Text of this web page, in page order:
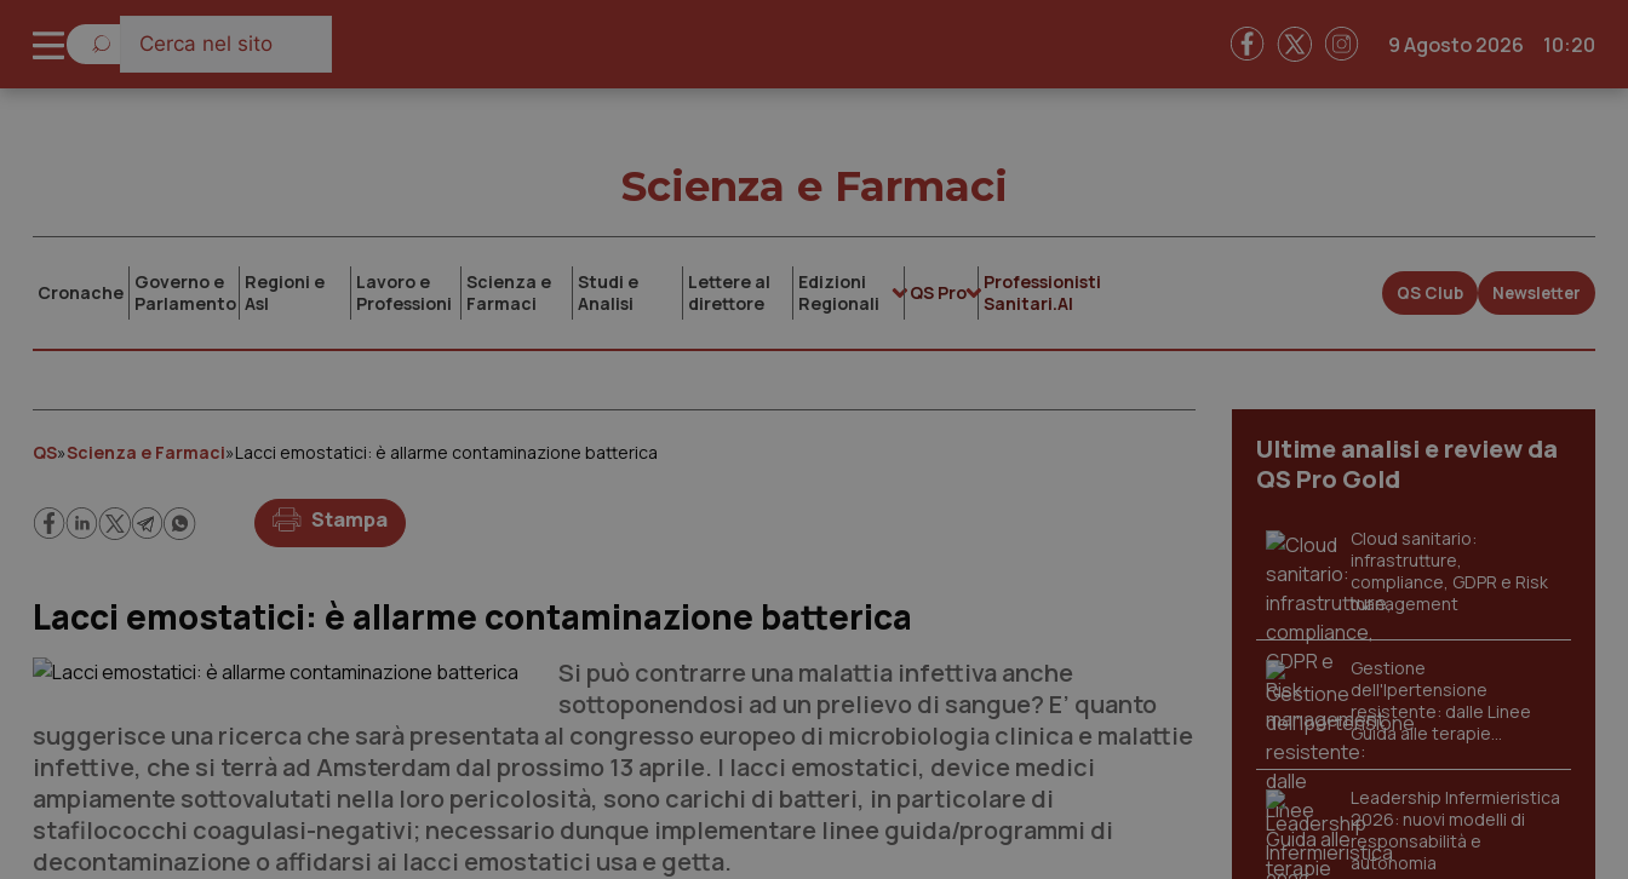
9 Agosto 2026 10:20
Scienza e Farmaci
Cronache Governo e
Parlamento
Regioni e
Asl
Lavoro e
Professioni
Scienza e
Farmaci
Studi e
Analisi
Lettere al
direttore
Edizioni
Regionali
QS Pro
Professionisti
Sanitari.AI
QS Club Newsletter
QS»Scienza e Farmaci»Lacci emostatici: è allarme contaminazione batterica
Stampa
Lacci emostatici: è allarme contaminazione batterica
Si può contrarre una malattia infettiva anche
sottoponendosi ad un prelievo di sangue? E’ quanto
suggerisce una ricerca che sarà presentata al congresso europeo di microbiologia clinica e malattie
infettive, che si terrà ad Amsterdam dal prossimo 13 aprile. I lacci emostatici, device medici
ampiamente sottovalutati nella loro pericolosità, sono carichi di batteri, in particolare di
stafilococchi coagulasi-negativi; necessario dunque implementare linee guida/programmi di
decontaminazione o affidarsi ai lacci emostatici usa e getta.
Ultime analisi e review da
QS Pro Gold
Cloud sanitario:
infrastrutture,
compliance, GDPR e Risk
management
Gestione
dell'Ipertensione
resistente: dalle Linee
Guida alle terapie
innovative
Leadership Infermieristica
2026: nuovi modelli di
responsabilità e
autonomia